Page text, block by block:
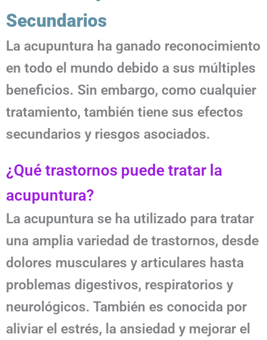
Secundarios
La acupuntura ha ganado reconocimiento
en todo el mundo debido a sus múltiples
beneficios. Sin embargo, como cualquier
tratamiento, también tiene sus efectos
secundarios y riesgos asociados.
¿Qué trastornos puede tratar la
acupuntura?
La acupuntura se ha utilizado para tratar
una amplia variedad de trastornos, desde
dolores musculares y articulares hasta
problemas digestivos, respiratorios y
neurológicos. También es conocida por
aliviar el estrés, la ansiedad y mejorar el